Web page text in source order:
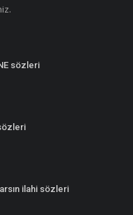
sözleri
ilahi sözleri